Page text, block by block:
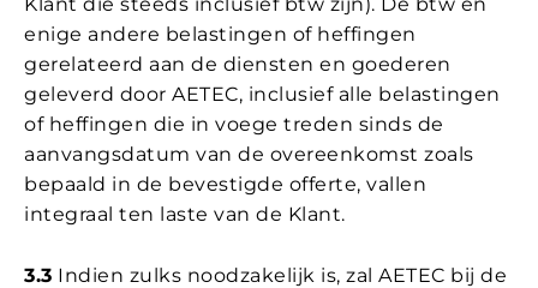
Klant die steeds inclusief btw zijn). De btw en
enige andere belastingen of heffingen
gerelateerd aan de diensten en goederen
geleverd door AETEC, inclusief alle belastingen
of heffingen die in voege treden sinds de
aanvangsdatum van de overeenkomst zoals
bepaald in de bevestigde offerte, vallen
integraal ten laste van de Klant.
3.3 Indien zulks noodzakelijk is, zal AETEC bij de